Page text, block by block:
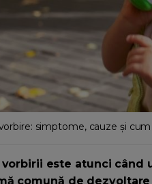
simptome, cauze și
este atunci
comună de